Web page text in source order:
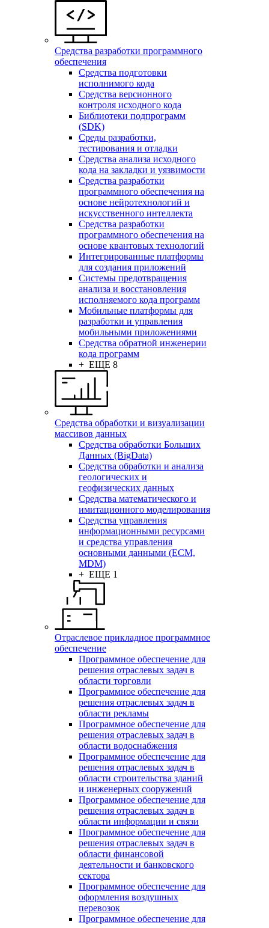
Средства разработки программного
обеспечения
Средства подготовки
исполнимого кода
Средства версионного
контроля исходного кода
Библиотеки подпрограмм
(SDK)
Среды разработки,
тестирования и отладки
Средства анализа исходного
кода на закладки и уязвимости
Средства разработки
программного обеспечения на
основе нейротехнологий и
искусственного интеллекта
Средства разработки
программного обеспечения на
основе квантовых технологий
Интегрированные платформы
для создания приложений
Системы предотвращения
анализа и восстановления
исполняемого кода программ
Мобильные платформы для
разработки и управления
мобильными приложениями
Средства обратной инженерии
кода программ
+ ЕЩЕ 8
Средства обработки и визуализации
массивов данных
Средства обработки Больших
Данных (BigData)
Средства обработки и анализа
геологических и
геофизических данных
Средства математического и
имитационного моделирования
Средства управления
информационными ресурсами
и средства управления
основными данными (ECM,
MDM)
+ ЕЩЕ 1
Отраслевое прикладное программное
обеспечение
Программное обеспечение для
решения отраслевых задач в
области торговли
Программное обеспечение для
решения отраслевых задач в
области рекламы
Программное обеспечение для
решения отраслевых задач в
области водоснабжения
Программное обеспечение для
решения отраслевых задач в
области строительства зданий
и инженерных сооружений
Программное обеспечение для
решения отраслевых задач в
области информации и связи
Программное обеспечение для
решения отраслевых задач в
области финансовой
деятельности и банковского
сектора
Программное обеспечение для
оформления воздушных
перевозок
Программное обеспечение для